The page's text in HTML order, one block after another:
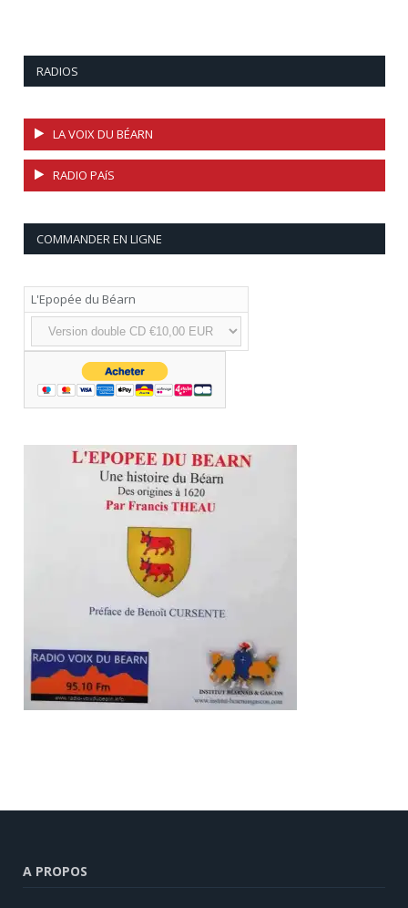
RADIOS
LA VOIX DU BÉARN
RADIO PAíS
COMMANDER EN LIGNE
L'Epopée du Béarn
A PROPOS